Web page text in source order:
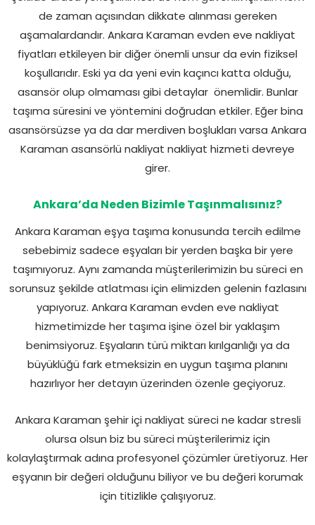
de zaman açısından dikkate alınması gereken
aşamalardandır. Ankara Karaman evden eve nakliyat
fiyatları etkileyen bir diğer önemli unsur da evin fiziksel
koşullarıdır. Eski ya da yeni evin kaçıncı katta olduğu,
asansör olup olmaması gibi detaylar önemlidir. Bunlar
taşıma süresini ve yöntemini doğrudan etkiler. Eğer bina
asansörsüzse ya da dar merdiven boşlukları varsa Ankara
Karaman asansörlü nakliyat nakliyat hizmeti devreye
girer.
Ankara’da Neden Bizimle Taşınmalısınız?
Ankara Karaman eşya taşıma konusunda tercih edilme
sebebimiz sadece eşyaları bir yerden başka bir yere
taşımıyoruz. Aynı zamanda müşterilerimizin bu süreci en
sorunsuz şekilde atlatması için elimizden gelenin fazlasını
yapıyoruz. Ankara Karaman evden eve nakliyat
hizmetimizde her taşıma işine özel bir yaklaşım
benimsiyoruz. Eşyaların türü miktarı kırılganlığı ya da
büyüklüğü fark etmeksizin en uygun taşıma planını
hazırlıyor her detayın üzerinden özenle geçiyoruz.
Ankara Karaman şehir içi nakliyat süreci ne kadar stresli
olursa olsun biz bu süreci müşterilerimiz için
kolaylaştırmak adına profesyonel çözümler üretiyoruz. Her
eşyanın bir değeri olduğunu biliyor ve bu değeri korumak
için titizlikle çalışıyoruz.